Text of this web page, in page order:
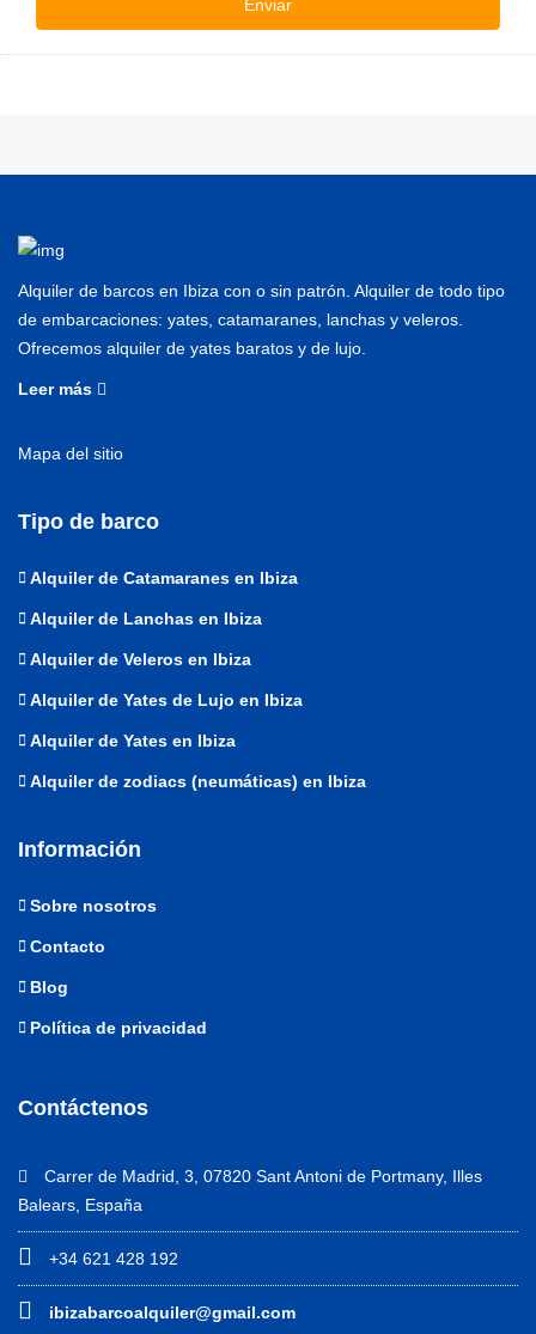
Alquiler de barcos en Ibiza con o sin patrón. Alquiler de todo tipo
de embarcaciones: yates, catamaranes, lanchas y veleros.
Ofrecemos alquiler de yates baratos y de lujo.
Leer más
Mapa del sitio
Tipo de barco
Alquiler de Catamaranes en Ibiza
Alquiler de Lanchas en Ibiza
Alquiler de Veleros en Ibiza
Alquiler de Yates de Lujo en Ibiza
Alquiler de Yates en Ibiza
Alquiler de zodiacs (neumáticas) en Ibiza
Información
Sobre nosotros
Contacto
Blog
Política de privacidad
Contáctenos
Carrer de Madrid, 3, 07820 Sant Antoni de Portmany, Illes
Balears, España
+34 621 428 192
ibizabarcoalquiler@gmail.com